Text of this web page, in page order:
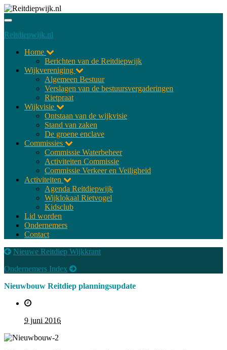
Toggle
navigatie
Reitdiepwijk.nl
Home
Berichten van de Reitdiepwijk
Wijkvereniging
Algemeen Bestuur
Verslagen van de bestuursvergaderingen
Rietpraat
Wijkvisie
Ontstaan van de wijkvisie
Stand van zaken
De groene enclave
Commissies
Commissie Waterbeheer
Activiteiten Commissie
Commissie Verkeer en Veiligheid
Activiteiten
Agenda Reitdiepwijk
Wijklokaal Rietvogel
Kidsclub
Lid worden
Ondernemers
Contact
Nieuwe Reitdiep Wijkkrant
Ondernemers Index
Nieuwbouw Reitdiep planningsupdate
9 juni 2016